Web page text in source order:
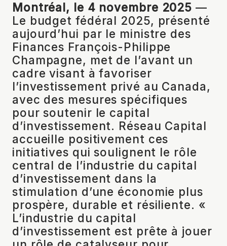
Montréal, le 4 novembre 2025 —
Le budget fédéral 2025, présenté
aujourd’hui par le ministre des
Finances François-Philippe
Champagne, met de l’avant un
cadre visant à favoriser
l’investissement privé au Canada,
avec des mesures spécifiques
pour soutenir le capital
d’investissement. Réseau Capital
accueille positivement ces
initiatives qui soulignent le rôle
central de l’industrie du capital
d’investissement dans la
stimulation d’une économie plus
prospère, durable et résiliente. «
L’industrie du capital
d’investissement est prête à jouer